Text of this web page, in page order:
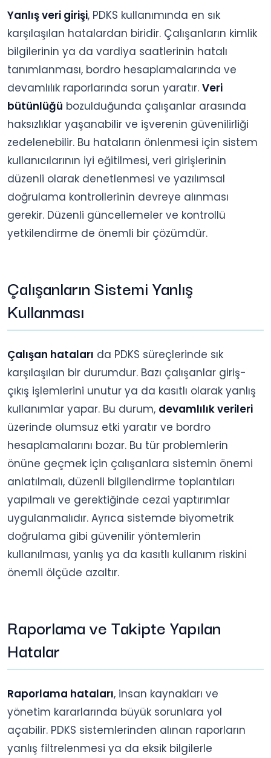
Yanlış veri girişi, PDKS kullanımında en sık
karşılaşılan hatalardan biridir. Çalışanların kimlik
bilgilerinin ya da vardiya saatlerinin hatalı
tanımlanması, bordro hesaplamalarında ve
devamlılık raporlarında sorun yaratır. Veri
bütünlüğü bozulduğunda çalışanlar arasında
haksızlıklar yaşanabilir ve işverenin güvenilirliği
zedelenebilir. Bu hataların önlenmesi için sistem
kullanıcılarının iyi eğitilmesi, veri girişlerinin
düzenli olarak denetlenmesi ve yazılımsal
doğrulama kontrollerinin devreye alınması
gerekir. Düzenli güncellemeler ve kontrollü
yetkilendirme de önemli bir çözümdür.
Çalışanların Sistemi Yanlış
Kullanması
Çalışan hataları da PDKS süreçlerinde sık
karşılaşılan bir durumdur. Bazı çalışanlar giriş-
çıkış işlemlerini unutur ya da kasıtlı olarak yanlış
kullanımlar yapar. Bu durum, devamlılık verileri
üzerinde olumsuz etki yaratır ve bordro
hesaplamalarını bozar. Bu tür problemlerin
önüne geçmek için çalışanlara sistemin önemi
anlatılmalı, düzenli bilgilendirme toplantıları
yapılmalı ve gerektiğinde cezai yaptırımlar
uygulanmalıdır. Ayrıca sistemde biyometrik
doğrulama gibi güvenilir yöntemlerin
kullanılması, yanlış ya da kasıtlı kullanım riskini
önemli ölçüde azaltır.
Raporlama ve Takipte Yapılan
Hatalar
Raporlama hataları, insan kaynakları ve
yönetim kararlarında büyük sorunlara yol
açabilir. PDKS sistemlerinden alınan raporların
yanlış filtrelenmesi ya da eksik bilgilerle